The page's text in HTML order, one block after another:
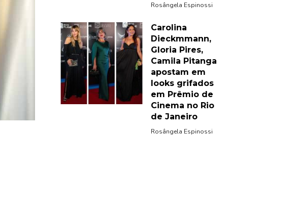
Rosângela Espinossi
Carolina
Dieckmmann,
Gloria Pires,
Camila Pitanga
apostam em
looks grifados
em Prêmio de
Cinema no Rio
de Janeiro
Rosângela Espinossi